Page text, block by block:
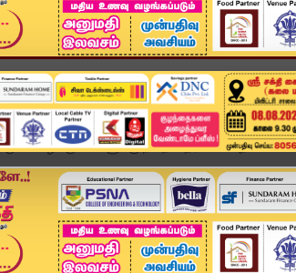
அண்மை தமிழ்நாடு சினிமா அரசியல்
கிழக்கு மக்களுக்கு நன்றி தெரிவிக்க புற...